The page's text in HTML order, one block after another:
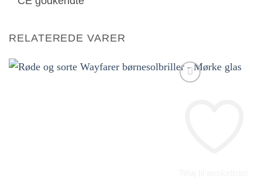
RELATEREDE VARER